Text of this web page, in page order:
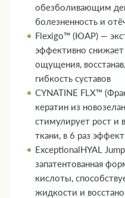
обезболивающим
болезненность и
Flexigo™ (ЮАР) —
эффективно
ощущения,
гибкость суставов
CYNATINE FLX™
кератин из
стимулирует рост и
ткани, в 6 раз
ExceptionalHYAL
запатентованная
кислоты,
жидкости и